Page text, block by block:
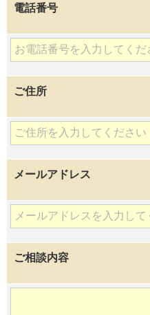
電話番号
ご住所
メールアドレス
ご相談内容